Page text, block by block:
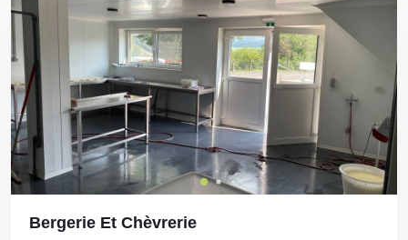
Bergerie Et Chèvrerie